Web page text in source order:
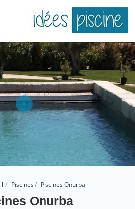
Piscines Piscines Onurba
Onurba